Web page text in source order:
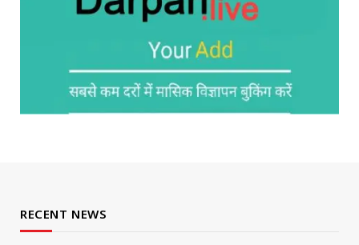
RECENT NEWS